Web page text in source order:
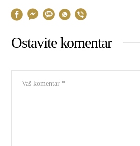
Ostavite komentar